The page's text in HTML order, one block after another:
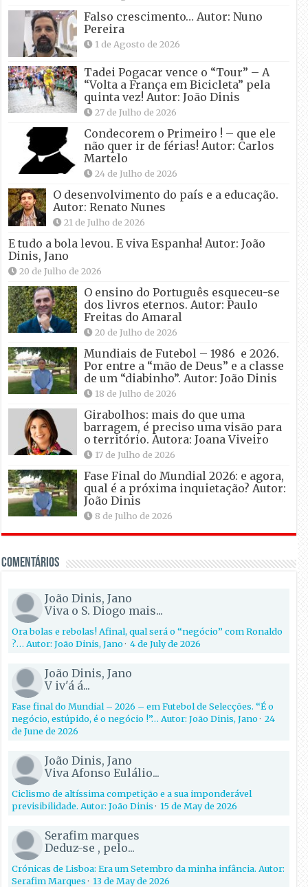
Falso crescimento… Autor: Nuno
Pereira
1 de Agosto de 2026
Tadei Pogacar vence o “Tour” – A
“Volta a França em Bicicleta” pela
quinta vez! Autor: João Dinis
27 de Julho de 2026
Condecorem o Primeiro ! – que ele
não quer ir de férias! Autor: Carlos
Martelo
24 de Julho de 2026
O desenvolvimento do país e a educação.
Autor: Renato Nunes
21 de Julho de 2026
E tudo a bola levou. E viva Espanha! Autor: João
Dinis, Jano
20 de Julho de 2026
O ensino do Português esqueceu-se
dos livros eternos. Autor: Paulo
Freitas do Amaral
20 de Julho de 2026
Mundiais de Futebol – 1986 e 2026.
Por entre a “mão de Deus” e a classe
de um “diabinho”. Autor: João Dinis
18 de Julho de 2026
Girabolhos: mais do que uma
barragem, é preciso uma visão para
o território. Autora: Joana Viveiro
17 de Julho de 2026
Fase Final do Mundial 2026: e agora,
qual é a próxima inquietação? Autor:
João Dinis
8 de Julho de 2026
Comentários
João Dinis, Jano
Viva o S. Diogo mais...
Ora bolas e rebolas! Afinal, qual será o “negócio” com Ronaldo
?… Autor: João Dinis, Jano·4 de July de 2026
João Dinis, Jano
V iv'á á...
Fase final do Mundial – 2026 – em Futebol de Selecções. “É o
negócio, estúpido, é o negócio !”… Autor: João Dinis, Jano·24
de June de 2026
João Dinis, Jano
Viva Afonso Eulálio...
Ciclismo de altíssima competição e a sua imponderável
previsibilidade. Autor: João Dinis·15 de May de 2026
Serafim marques
Deduz-se , pelo...
Crónicas de Lisboa: Era um Setembro da minha infância. Autor:
Serafim Marques·13 de May de 2026